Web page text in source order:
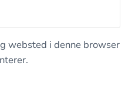
websted i denne browser